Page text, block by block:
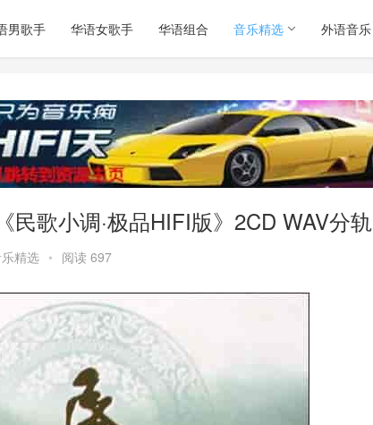
男歌手 华语女歌手 华语组合 音乐精选 外语音乐
民歌小调·极品HIFI版》2CD WAV分轨
精选 • 阅读 697